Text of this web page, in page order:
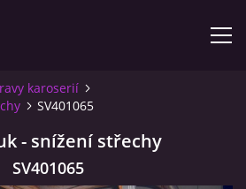
karoserií
SV401065
- snížení střechy
SV401065